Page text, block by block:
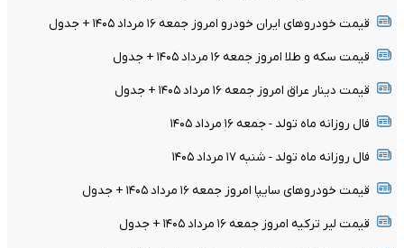
قیمت خودرو‌های ایران خودرو امروز جمعه ۱۶ مرداد ۱۴۰۵ + جدول
قیمت سکه و طلا امروز جمعه ۱۶ مرداد ۱۴۰۵ + جدول
قیمت دینار عراق امروز جمعه ۱۶ مرداد ۱۴۰۵ + جدول
فال روزانه ماه تولد - جمعه ۱۶ مرداد ۱۴۰۵
فال روزانه ماه تولد - شنبه ۱۷ مرداد ۱۴۰۵
قیمت خودرو‌های سایپا امروز جمعه ۱۶ مرداد ۱۴۰۵ + جدول
قیمت لیر ترکیه امروز جمعه ۱۶ مرداد ۱۴۰۵ + جدول